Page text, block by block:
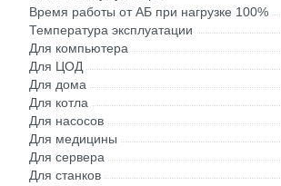
Время работы от АБ при нагрузке 100%
Температура эксплуатации
Для компьютера
Для ЦОД
Для дома
Для котла
Для насосов
Для медицины
Для сервера
Для станков